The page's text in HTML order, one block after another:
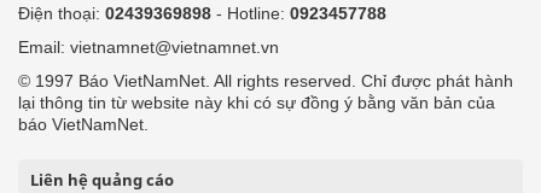
Điện thoại: 02439369898 - Hotline: 0923457788
Email: vietnamnet@vietnamnet.vn
© 1997 Báo VietNamNet. All rights reserved. Chỉ được phát hành
lại thông tin từ website này khi có sự đồng ý bằng văn bản của
báo VietNamNet.
Liên hệ quảng cáo